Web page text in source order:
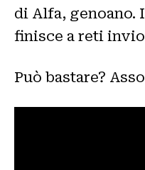
di Alfa, genoano.
finisce a reti
Può bastare?